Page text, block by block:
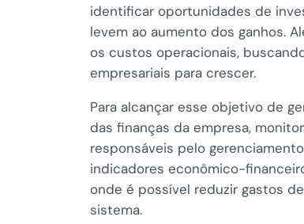
identificar oportunidades de
levem ao aumento dos ganhos.
os custos operacionais,
empresariais para crescer.
Para alcançar esse objetivo de
das finanças da empresa,
responsáveis pelo
indicadores econômico-
onde é possível reduzir gastos
sistema.